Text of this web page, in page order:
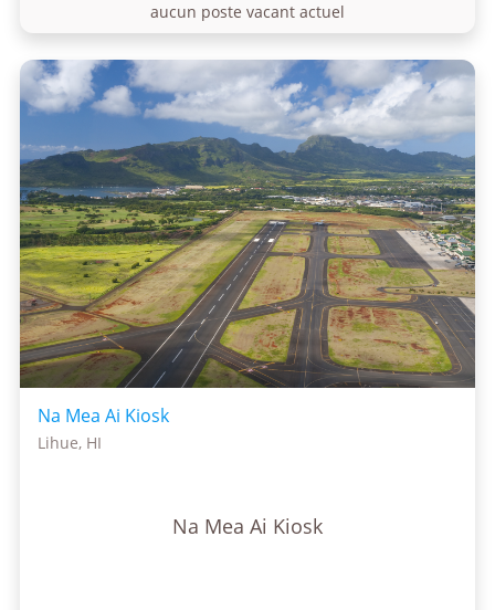
aucun poste vacant actuel
Na Mea Ai Kiosk
Lihue, HI
Na Mea Ai Kiosk